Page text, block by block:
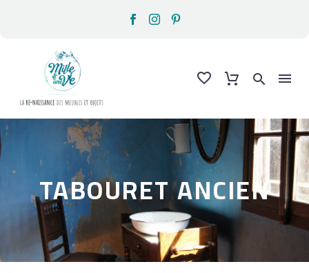
TABOURET ANCIEN